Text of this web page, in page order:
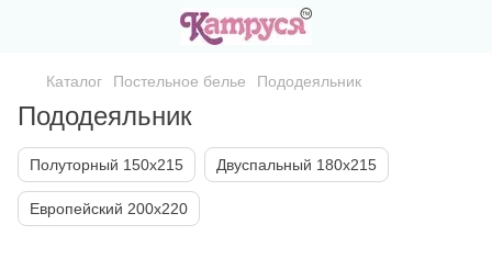
Каталог Постельное белье Пододеяльник
Пододеяльник
Полуторный 150х215 Двуспальный 180х215
Европейский 200х220